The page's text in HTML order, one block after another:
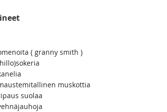
( granny smith )
muskottia
suolaa